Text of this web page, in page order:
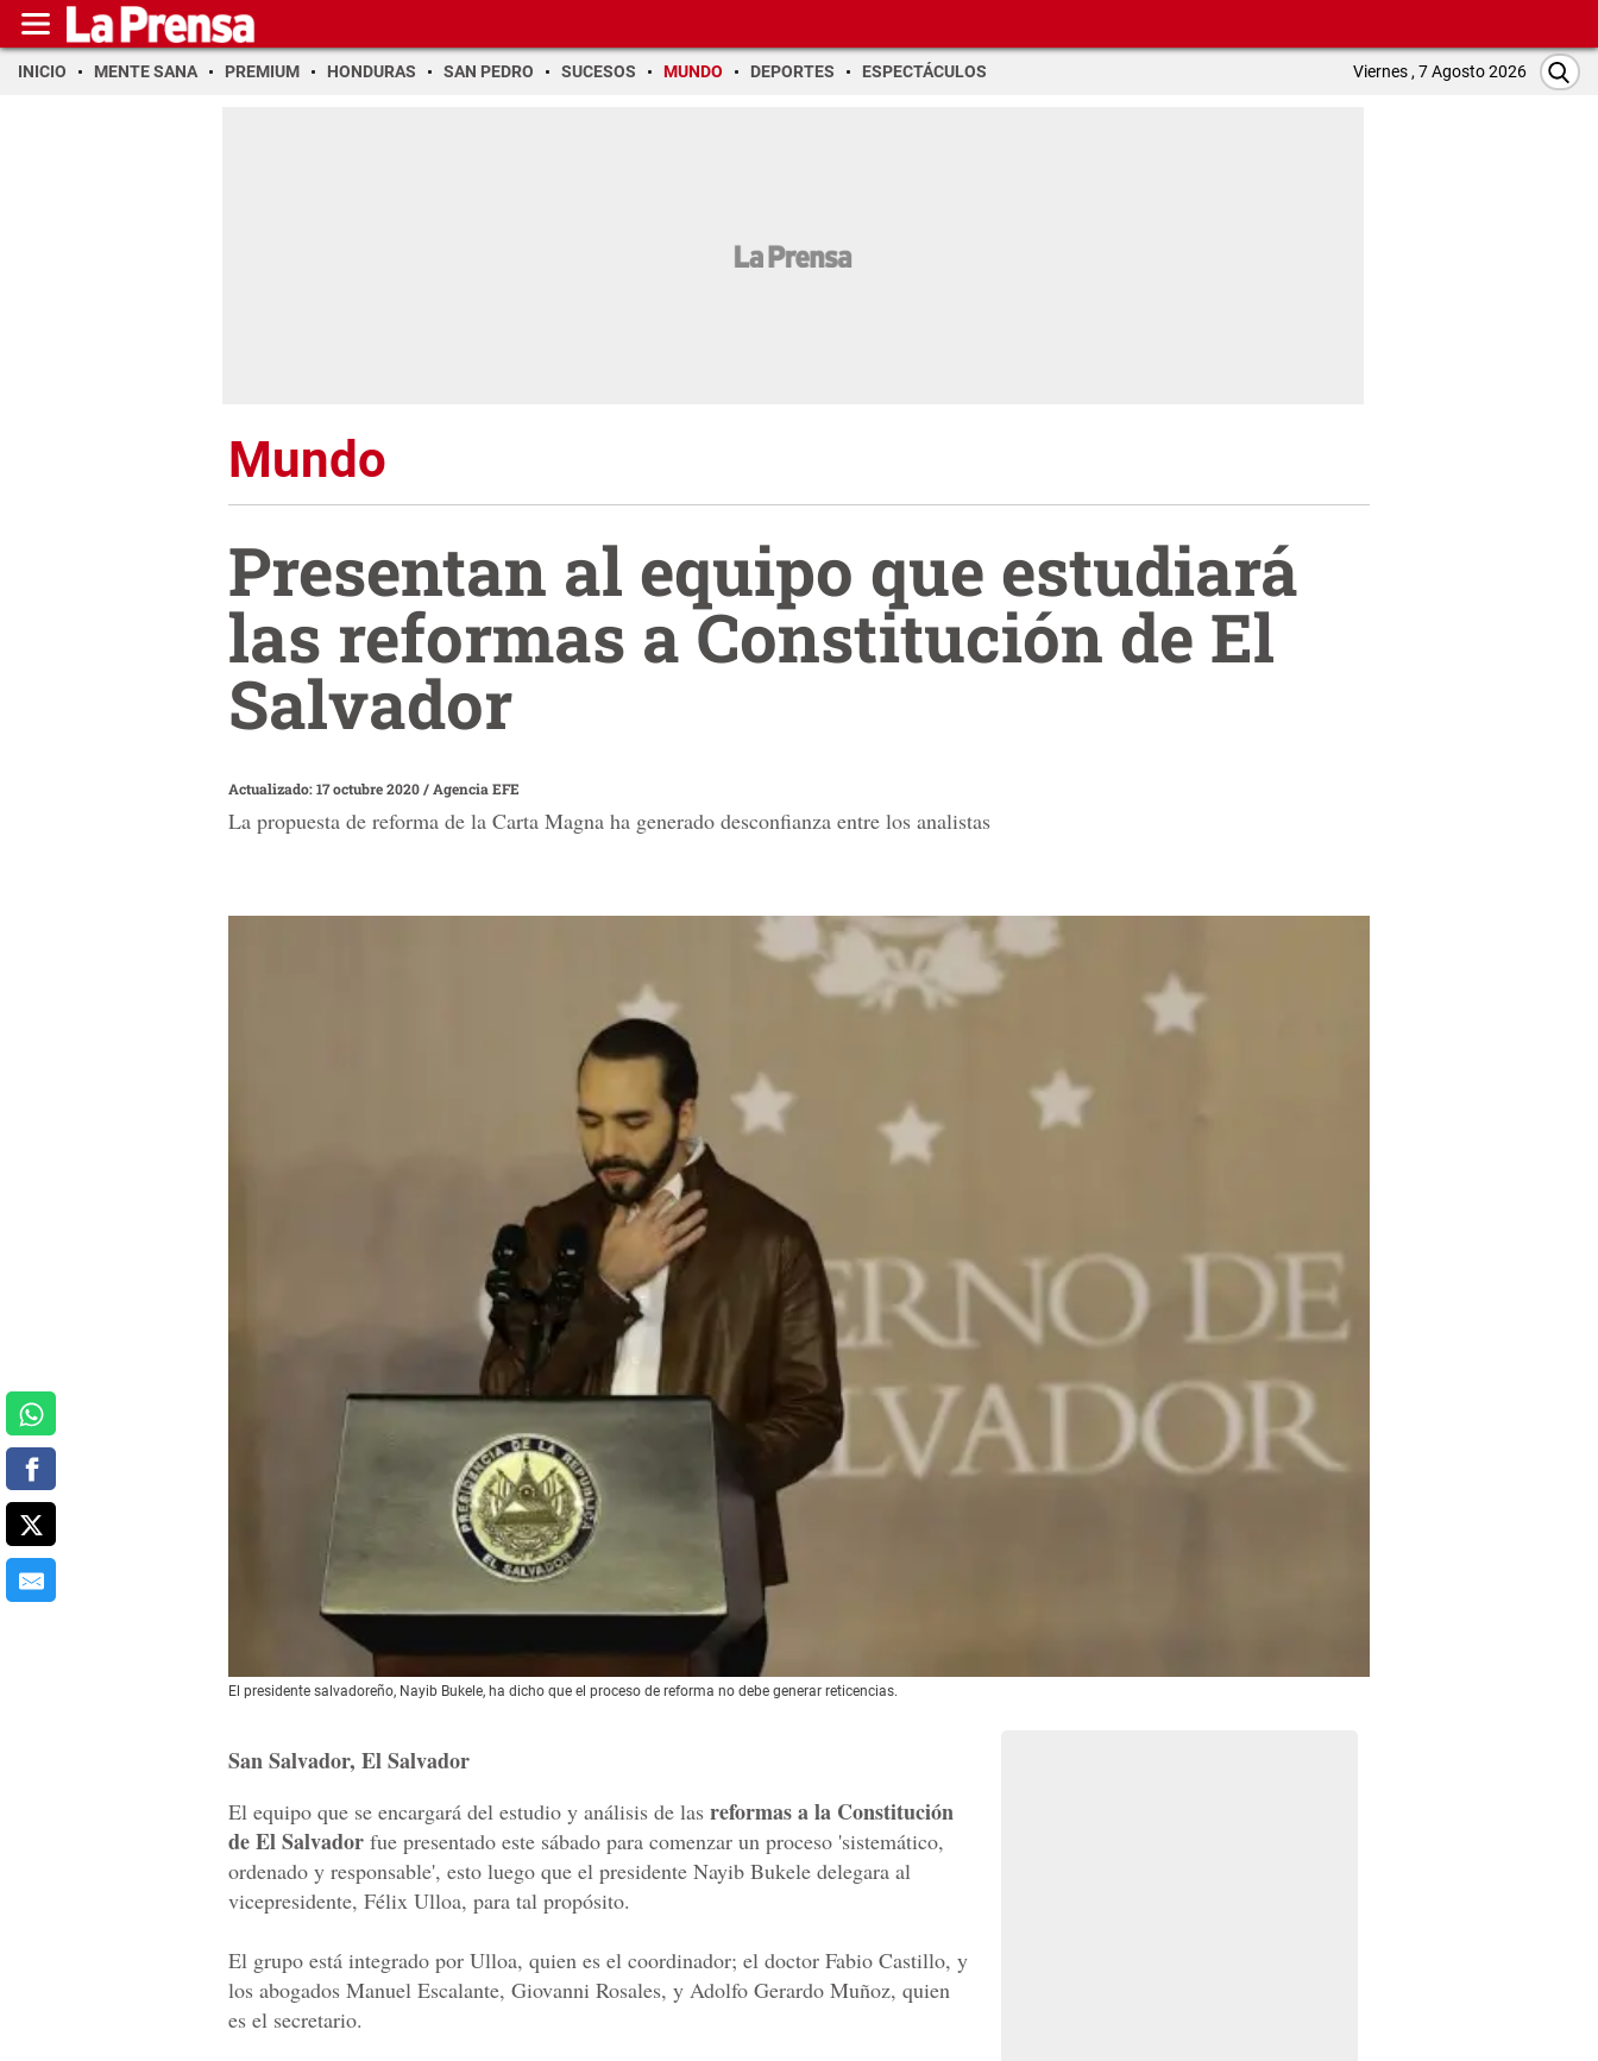
INICIO MENTE SANA PREMIUM HONDURAS SAN PEDRO SUCESOS MUNDO DEPORTES ESPECTÁCULOS Viernes , 7 Agosto 2026
Mundo
Presentan al equipo que estudiará
las reformas a Constitución de El
Salvador
Actualizado: 17 octubre 2020/ Agencia EFE
La propuesta de reforma de la Carta Magna ha generado desconfianza entre los analistas
El presidente salvadoreño, Nayib Bukele, ha dicho que el proceso de reforma no debe generar reticencias.
San Salvador, El Salvador
El equipo que se encargará del estudio y análisis de las reformas a la Constitución
de El Salvador fue presentado este sábado para comenzar un proceso 'sistemático,
ordenado y responsable', esto luego que el presidente Nayib Bukele delegara al
vicepresidente, Félix Ulloa, para tal propósito.
El grupo está integrado por Ulloa, quien es el coordinador; el doctor Fabio Castillo, y
los abogados Manuel Escalante, Giovanni Rosales, y Adolfo Gerardo Muñoz, quien
es el secretario.